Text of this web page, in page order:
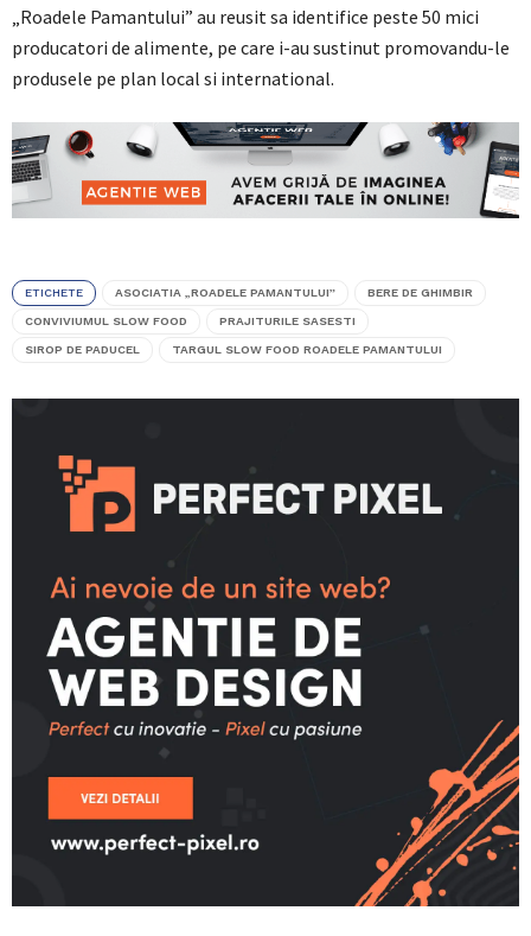
„Roadele Pamantului” au reusit sa identifice peste 50 mici
producatori de alimente, pe care i-au sustinut promovandu-le
produsele pe plan local si international.
ETICHETE ASOCIATIA „ROADELE PAMANTULUI” BERE DE GHIMBIR
CONVIVIUMUL SLOW FOOD PRAJITURILE SASESTI
SIROP DE PADUCEL TARGUL SLOW FOOD ROADELE PAMANTULUI